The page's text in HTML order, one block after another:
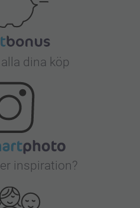
dina köp
inspiration?